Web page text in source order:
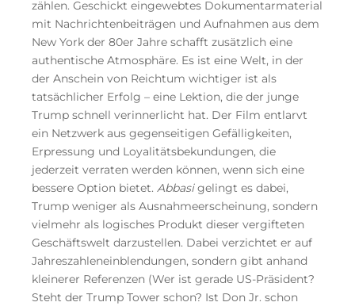
zählen. Geschickt eingewebtes Dokumentarmaterial
mit Nachrichtenbeiträgen und Aufnahmen aus dem
New York der 80er Jahre schafft zusätzlich eine
authentische Atmosphäre. Es ist eine Welt, in der
der Anschein von Reichtum wichtiger ist als
tatsächlicher Erfolg – eine Lektion, die der junge
Trump schnell verinnerlicht hat. Der Film entlarvt
ein Netzwerk aus gegenseitigen Gefälligkeiten,
Erpressung und Loyalitätsbekundungen, die
jederzeit verraten werden können, wenn sich eine
bessere Option bietet. Abbasigelingt es dabei,
Trump weniger als Ausnahmeerscheinung, sondern
vielmehr als logisches Produkt dieser vergifteten
Geschäftswelt darzustellen. Dabei verzichtet er auf
Jahreszahleneinblendungen, sondern gibt anhand
kleinerer Referenzen (Wer ist gerade US-Präsident?
Steht der Trump Tower schon? Ist Don Jr. schon